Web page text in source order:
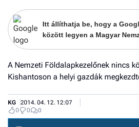
Itt állíthatja be, hogy a
között legyen a Magyar
A Nemzeti Földalapkezelőnek nincs
Kishantoson a helyi gazdák
KG
2014. 04. 12. 12:07
0
0 0